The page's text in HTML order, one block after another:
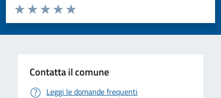
Valuta da 1 a 5 stelle la pagina
Valuta 5 stelle su 5
Valuta 4 stelle su 5
Valuta 3 stelle su 5
Valuta 2 stelle su 5
Valuta 1 stelle su 5
Contatta il comune
Leggi le domande frequenti